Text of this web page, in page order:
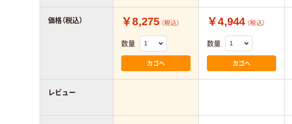
￥8,275 （税込）
数量
カゴへ
￥4,944 （税込）
数量
カゴへ
価格（税込）
レビュー